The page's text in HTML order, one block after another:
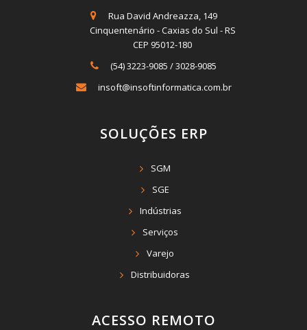
Rua David Andreazza, 149
Cinquentenário - Caxias do Sul - RS
CEP 95012-180
(54) 3223-9085 /3028-9085
insoft@insoftinformatica.com.br
SOLUÇÕES ERP
SGM
SGE
Indústrias
Serviços
Varejo
Distribuidoras
ACESSO REMOTO